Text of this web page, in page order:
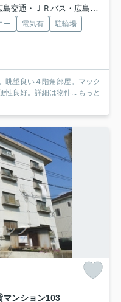
交通・ＪＲバス・広島バス「下岩ノ上バス停」バス停下車 徒歩1分
ー 電気有
駐輪場
眺望良い４階角部屋。マック
性良好。詳細は物件...
もっと
マンション103